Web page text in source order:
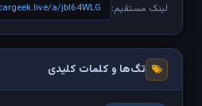
لینک مستقیم: a/jbl64WLG
تگ‌ها و کلمات کلیدی